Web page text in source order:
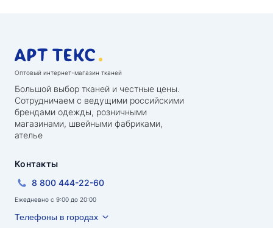
Оптовый интернет-магазин тканей
Большой выбор тканей и честные цены.
Сотрудничаем с ведущими российскими
брендами одежды, розничными
магазинами, швейными фабриками,
ателье
Контакты
8 800 444-22-60
Ежедневно с 9:00 до 20:00
Телефоны в городах